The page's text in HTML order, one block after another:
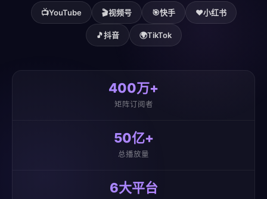
📺YouTube 🎬视频号 🎯快手 ❤️小红书
🎵抖音 🌍TikTok
400万+
矩阵订阅者
50亿+
总播放量
6大平台